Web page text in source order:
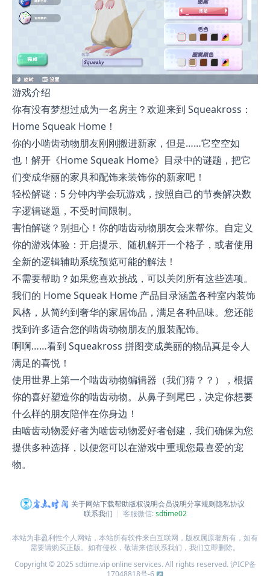
游戏介绍
你有没有梦想过成为一名房主？欢迎来到 Squeakross：
Home Squeak Home！
你的小啮齿动物朋友刚刚搬进新家，但是……它空空如
也！解开《Home Squeak Home》目录中的谜题，把它
们变成华丽的家具和配饰来装饰你的新家吧！
轻松解谜：5 分钟内学会玩游戏，按照自己的节奏解决数
字逻辑谜题，不受时间限制。
害怕解谜？别担心！你的啮齿动物朋友会来帮你。自定义
你的游戏体验：开启提示、随机解开一个格子，或者使用
全新的逻辑辅助系统预览可能的解法！
不需要帮助？如果您喜欢挑战，可以关闭所有这些选项。
我们的 Home Squeak Home 产品目录涵盖各种室内装饰
风格，从简约到奢华的家居饰品，满足各种品味。您还能
找到许多适合您的啮齿动物朋友的服装配饰。
啊啊……看到 Squeakross 拼图变成美丽的物品真是令人
满足的喜悦！
使用世界上第一个啮齿动物编辑器（我们猜？？），根据
你的喜好塑造你的啮齿动物。从鼻子到尾巴，决定你想要
什么样的朋友陪伴在你身边！
由啮齿动物爱好者为啮齿动物爱好者创建，我们确保为您
提供多种选择，以便您可以在游戏中重现您最喜爱的宠
物。
关于网站下载帮助版权说明会员说明分享规则隐私协议
联系我们
客服微信:sdtime02
本站为非盈利性个人网站，本站所有软件来自互联网，版权属原著所有，如有
需要请购买正版。如有侵权，敬请来信联系我们，我们立即删除。
Copyright © 2025 sdtime.vip online services. All rights reserved.沪ICP备
17048818号-6